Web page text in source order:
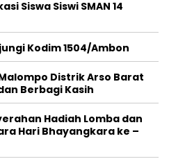
Siswa Siswi SMAN 14
Kodim 1504/Ambon
Distrik Arso Barat
Berbagi Kasih
Hadiah Lomba dan
Hari Bhayangkara ke –